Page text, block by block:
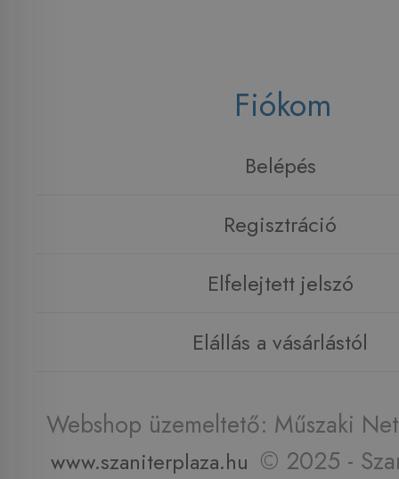
Fiókom
Belépés
Regisztráció
Elfelejtett jelszó
Elállás a vásárlástól
Webshop üzemeltető: Műszaki
www.szaniterplaza.hu © 2025 -